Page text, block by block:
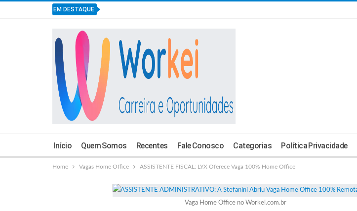
EM DESTAQUE:
Início Quem Somos Recentes Fale Conosco Categorias Política Privacidade
Home Vagas Home Office ASSISTENTE FISCAL: LYX Oferece Vaga 100% Home Office
Vaga Home Office no Workei.com.br